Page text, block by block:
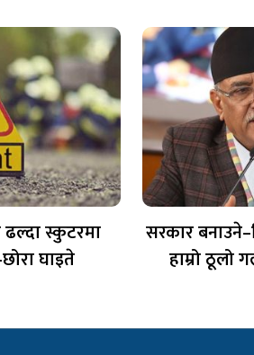
स्कुटरमा
घाइते
सरकार
हाम्रो ठूलो